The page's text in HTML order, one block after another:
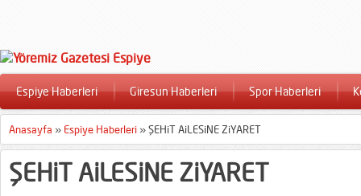
Espiye Haberleri Giresun Haberleri Spor Haberleri
Anasayfa » Espiye Haberleri »ŞEHiT AiLESiNE ZiYARET
ŞEHiT AiLESiNE ZiYARET